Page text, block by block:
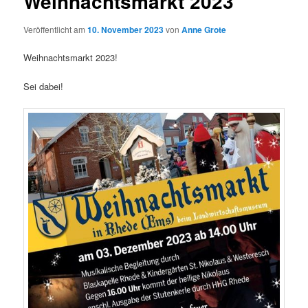
Veröffentlicht am10. November 2023vonAnne Grote
Weihnachtsmarkt 2023!
Sei dabei!